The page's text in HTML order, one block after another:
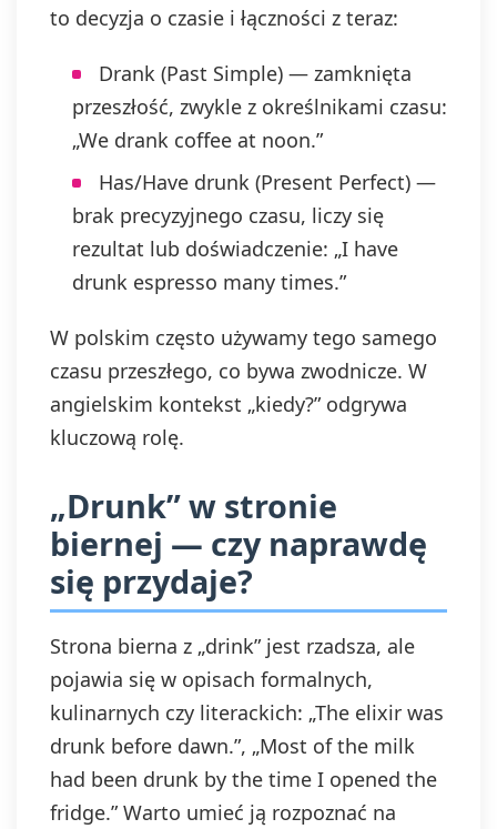
to decyzja o czasie i łączności z teraz:
Drank (Past Simple) — zamknięta
przeszłość, zwykle z określnikami czasu:
„We drank coffee at noon.”
Has/Have drunk (Present Perfect) —
brak precyzyjnego czasu, liczy się
rezultat lub doświadczenie: „I have
drunk espresso many times.”
W polskim często używamy tego samego
czasu przeszłego, co bywa zwodnicze. W
angielskim kontekst „kiedy?” odgrywa
kluczową rolę.
„Drunk” w stronie
biernej — czy naprawdę
się przydaje?
Strona bierna z „drink” jest rzadsza, ale
pojawia się w opisach formalnych,
kulinarnych czy literackich: „The elixir was
drunk before dawn.”, „Most of the milk
had been drunk by the time I opened the
fridge.” Warto umieć ją rozpoznać na